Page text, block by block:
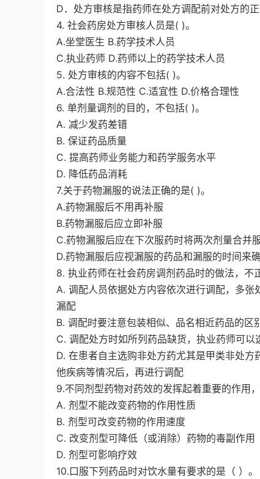
D．处方审核是指药师在处方调配前对处方的
4. 社会药房处方审核人员是( )。
A.坐堂医生 B.药学技术人员
C.执业药师 D.药师以上的药学技术人员
5. 处方审核的内容不包括( )。
A.合法性 B.规范性 C.适宜性 D.价格合理性
6. 单剂量调剂的目的，不包括( )。
A. 减少发药差错
B. 保证药品质量
C. 提高药师业务能力和药学服务水平
D. 降低药品消耗
7.关于药物漏服的说法正确的是( )。
A.药物漏服后不用再补服
B.药物漏服后应立即补服
C.药物漏服后应在下次服药时将两次剂量合并
D.药物漏服后应视漏服的药品和漏服的时间来
8. 执业药师在社会药房调剂药品时的做法，不
A. 调配人员依据处方内容依次进行调配，多
漏配
B. 调配时要注意包装相似、品名相近药品的区
C. 调配处方时如所列药品缺货，执业药师可以
D. 在患者自主选购非处方药尤其是甲类非处
他疾病等情况后，再进行调配
9.不同剂型药物对药效的发挥起着重要的作用
A. 剂型不能改变药物的作用性质
B. 剂型可改变药物的作用速度
C. 改变剂型可降低（或消除）药物的毒副作用
D. 剂型可影响疗效
10.口服下列药品时对饮水量有要求的是（ ）。